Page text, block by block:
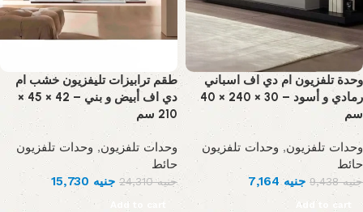
وحدة تلفزيون ام دي اف اسباني
رمادي و أسود – 30 × 240 × 40
سم
وحدات تلفزيون, وحدات تلفزيون
حائط
جنيه9,438 جنيه7,164
Add to cart
طقم ترابيزات تليفزيون خشب ام
دي اف أبيض و بني – 42 × 45 ×
210 سم
وحدات تلفزيون, وحدات تلفزيون
حائط
جنيه24,310 جنيه
Add to cart